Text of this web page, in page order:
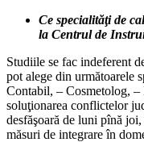
Ce specialităţi de
la Centrul de
Studiile se fac indeferent
pot alege din următoarele
Contabil, – Cosmetolog,
soluţionarea conflictelor
desfăşoară de luni pînă
măsuri de integrare în